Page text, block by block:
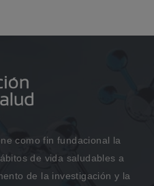
como fin fundacional la
de vida saludables a
de la investigación y la